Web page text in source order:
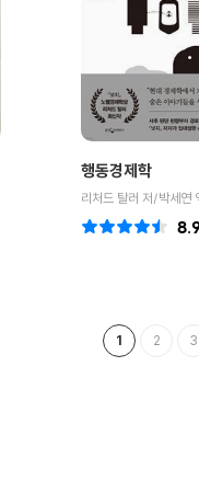
행동경제학
리처드 탈러 저/박세연
1 2 3